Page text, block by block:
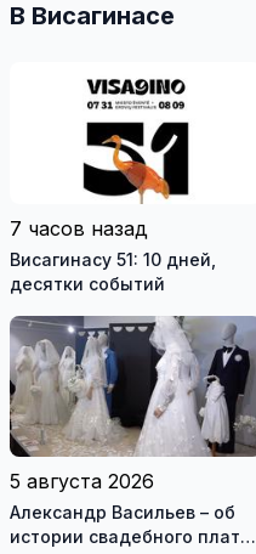
В Висагинасе
7 часов назад
Висагинасу 51: 10 дней,
десятки событий
5 августа 2026
Александр Васильев – об
истории свадебного платья